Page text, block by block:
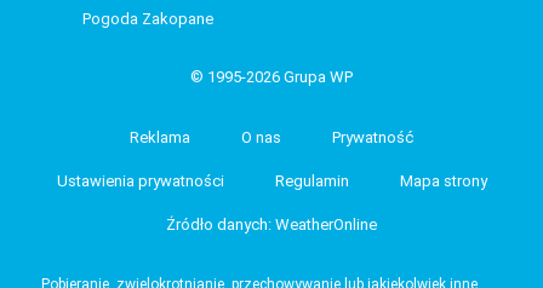
Pogoda Zakopane
© 1995-2026 Grupa WP
Reklama O nas Prywatność
Ustawienia prywatności Regulamin Mapa strony
Źródło danych: WeatherOnline
Pobieranie, zwielokrotnianie, przechowywanie lub jakiekolwiek inne